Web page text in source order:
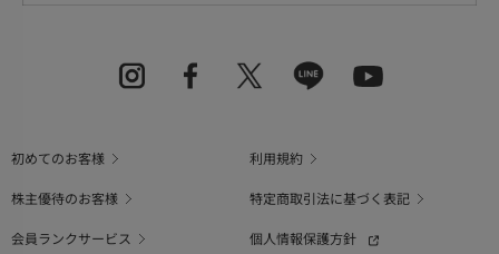
初めてのお客様
利用規約
株主優待のお客様
特定商取引法に基づく表記
会員ランクサービス
個人情報保護方針